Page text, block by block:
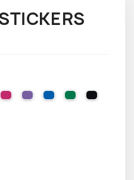
ORANGE
VIOLET
041 PINK043 LAVENDER
051 GENTIAN BLUE
061 GREEN
070
HOLOGRAPHIQUE